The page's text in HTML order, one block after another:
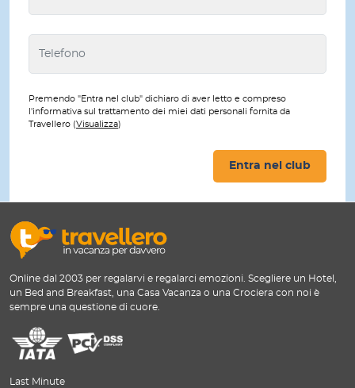
Premendo "Entra nel club" dichiaro di aver letto e compreso
l'informativa sul trattamento dei miei dati personali fornita da
Travellero (Visualizza)
Entra nel club
Online dal 2003 per regalarvi e regalarci emozioni. Scegliere un Hotel,
un Bed and Breakfast, una Casa Vacanza o una Crociera con noi è
sempre una questione di cuore.
Last Minute